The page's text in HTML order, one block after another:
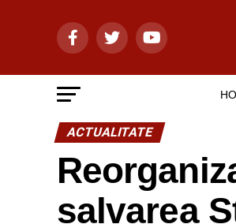
ACTUALITATE
salvarea